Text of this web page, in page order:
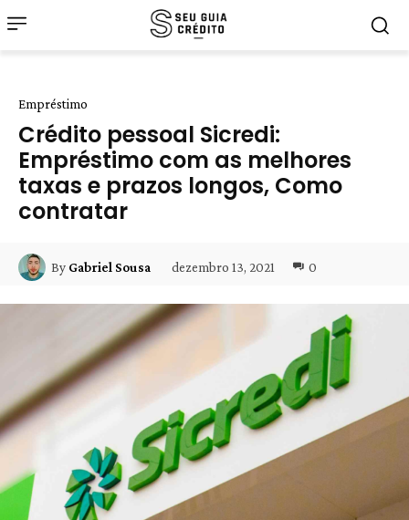
Empréstimo
Crédito pessoal Sicredi:
Empréstimo com as melhores
taxas e prazos longos, Como
contratar
By Gabriel Sousa dezembro 13, 2021 0